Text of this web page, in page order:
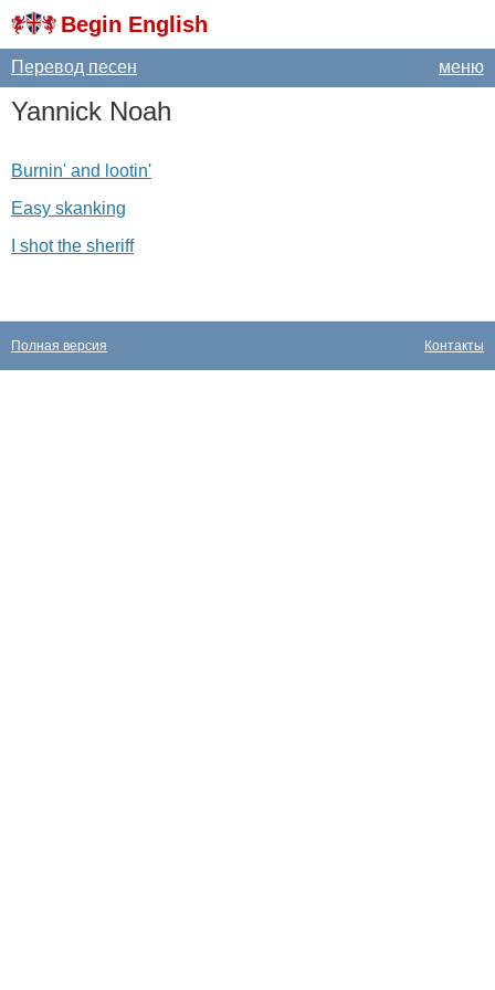
Begin English
меню
Перевод песен
Yannick Noah
Burnin' and lootin'
Easy skanking
I shot the sheriff
Контакты
Полная версия